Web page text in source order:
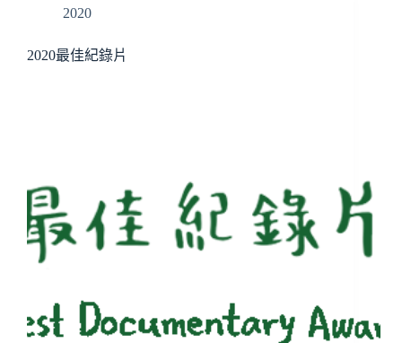
2020
2020最佳紀錄片